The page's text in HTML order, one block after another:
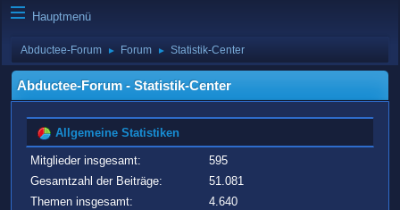
Hauptmenü
Abductee-Forum ► Forum ► Statistik-Center
Abductee-Forum - Statistik-Center
Allgemeine Statistiken
Mitglieder insgesamt:
595
Gesamtzahl der Beiträge:
51.081
Themen insgesamt:
4.640